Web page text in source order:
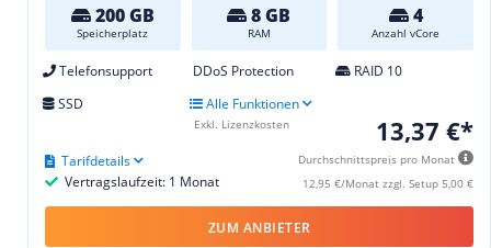
200 GB
Speicherplatz
8 GB
RAM
4
Anzahl vCore
Telefonsupport DDoS Protection
RAID 10
SSD
Alle Funktionen
13,37 €*
Durchschnittspreis pro Monat
12,95 €/Monat zzgl. Setup 5,00 €
Vertragslaufzeit: 1 Monat
Tarifdetails
Exkl. Lizenzkosten
ZUM ANBIETER